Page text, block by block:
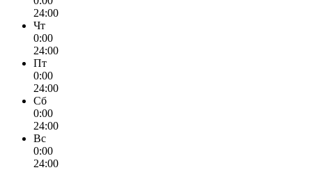
24:00
Чт
0:00
24:00
Пт
0:00
24:00
Сб
0:00
24:00
Вс
0:00
24:00